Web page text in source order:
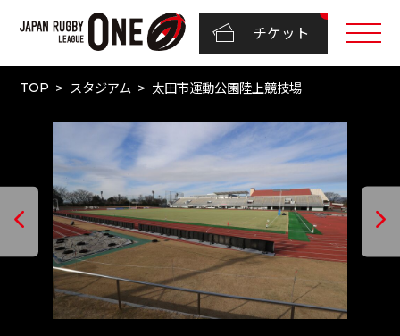
チケット
TOP スタジアム 太田市運動公園陸上競技場